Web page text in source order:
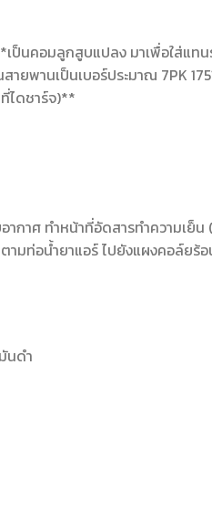
นคอมลูกสูบแปลง มาเพื่อใส่แทน
ยพานเป็นเบอร์ประมาณ 7PK
ไดชาร์จ)**
ากาศ ทำหน้าที่อัดสารทำความเ
มท่อน้ำยาแอร์ ไปยังแผงคอล์ยร้
นดำ